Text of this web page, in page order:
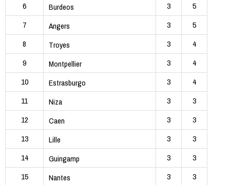
6
Burdeos 3
5
7
Angers 3
5
8
Troyes 3
4
9
Montpellier 3
4
10
Estrasburgo 3
4
11
Niza 3
3
12
Caen 3
3
13
Lille 3
3
14
Guingamp 3
3
15
Nantes 3
3